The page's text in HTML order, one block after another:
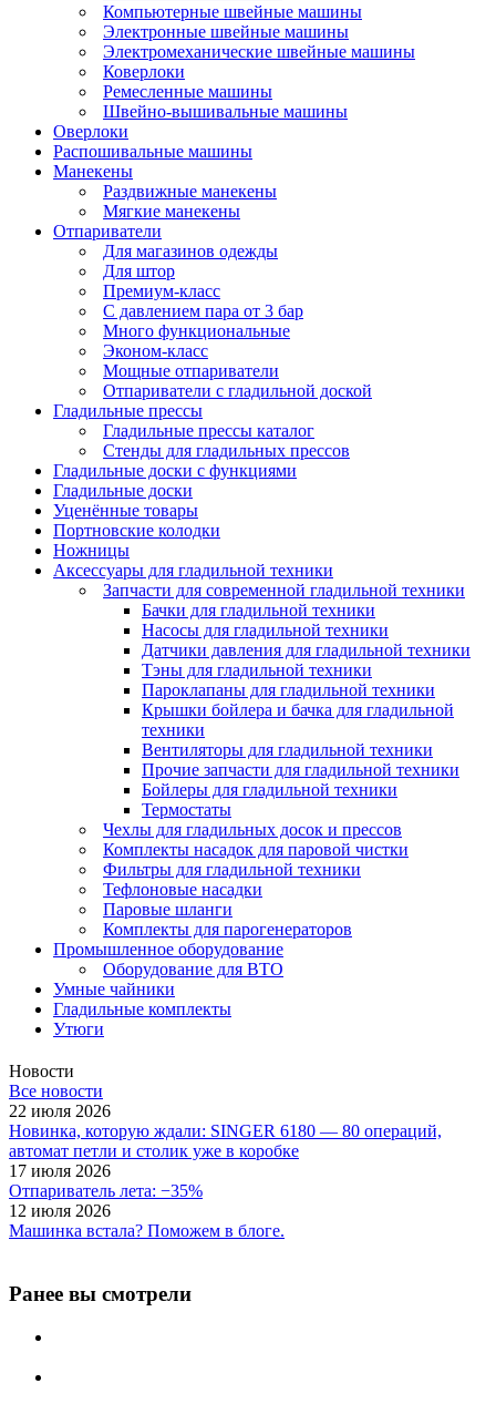
Компьютерные швейные машины
Электронные швейные машины
Электромеханические швейные машины
Коверлоки
Ремесленные машины
Швейно-вышивальные машины
Оверлоки
Распошивальные машины
Манекены
Раздвижные манекены
Мягкие манекены
Отпариватели
Для магазинов одежды
Для штор
Премиум-класс
С давлением пара от 3 бар
Много функциональные
Эконом-класс
Мощные отпариватели
Отпариватели с гладильной доской
Гладильные прессы
Гладильные прессы каталог
Стенды для гладильных прессов
Гладильные доски с функциями
Гладильные доски
Уценённые товары
Портновские колодки
Ножницы
Аксессуары для гладильной техники
Запчасти для современной гладильной техники
Бачки для гладильной техники
Насосы для гладильной техники
Датчики давления для гладильной техники
Тэны для гладильной техники
Пароклапаны для гладильной техники
Крышки бойлера и бачка для гладильной
техники
Вентиляторы для гладильной техники
Прочие запчасти для гладильной техники
Бойлеры для гладильной техники
Термостаты
Чехлы для гладильных досок и прессов
Комплекты насадок для паровой чистки
Фильтры для гладильной техники
Тефлоновые насадки
Паровые шланги
Комплекты для парогенераторов
Промышленное оборудование
Оборудование для ВТО
Умные чайники
Гладильные комплекты
Утюги
Новости
Все новости
22 июля 2026
Новинка, которую ждали: SINGER 6180 — 80 операций,
автомат петли и столик уже в коробке
17 июля 2026
Отпариватель лета: −35%
12 июля 2026
Машинка встала? Поможем в блоге.
Ранее вы смотрели